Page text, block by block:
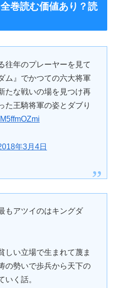
巻読む価値あり？読
往年のプレーヤーを見て
ム』でかつての六大将軍
たな戦いの場を見つけ再
た王騎将軍の姿とダブり
年3月4日
もアツイのはキングダ
しい立場で生まれて蔑ま
の勢いで歩兵から天下の
いく話。